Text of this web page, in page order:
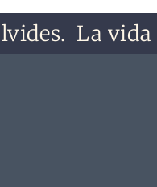
La vida es